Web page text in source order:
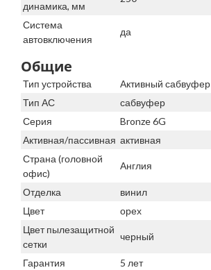
динамика, мм
Система
автовключения
да
Общие
Тип устройства
Активный сабвуфер
Тип АС
сабвуфер
Серия
Bronze 6G
Активная/пассивная активная
Страна (головной
офис)
Англия
Отделка
винил
Цвет
орех
Цвет пылезащитной
сетки
черный
Гарантия
5 лет